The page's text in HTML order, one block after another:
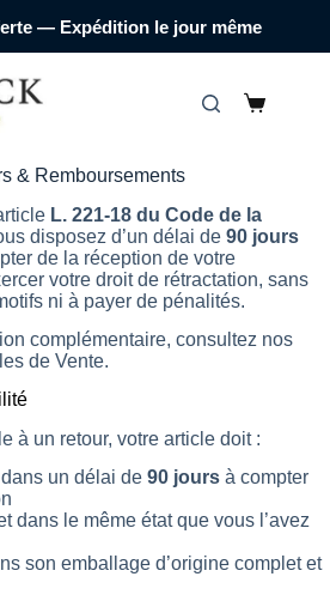
— Expédition le jour même
& Remboursements
L. 221-18 du Code de la
disposez d’un délai de 90 jours
de la réception de votre
votre droit de rétractation, sans
ni à payer de pénalités.
complémentaire, consultez nos
de Vente.
à un retour, votre article doit :
un délai de 90 joursà compter
dans le même état que vous l’avez
son emballage d’origine complet et